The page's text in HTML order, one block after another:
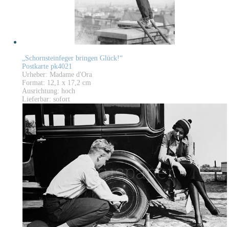
„Schornsteinfeger bringen Glück!“
Postkarte pk4021
Urheber: Madame d'Ora
Format: 12,1 x 17,2 cm
Ausrichtung: hoch
Lieferbar: sofort